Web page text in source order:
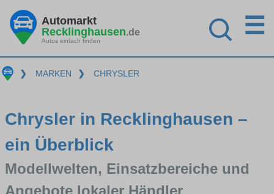
Automarkt
Recklinghausen.de
Autos einfach finden
☰
❯ MARKEN ❯ CHRYSLER
Chrysler in Recklinghausen –
ein Überblick
Modellwelten, Einsatzbereiche und
Angebote lokaler Händler